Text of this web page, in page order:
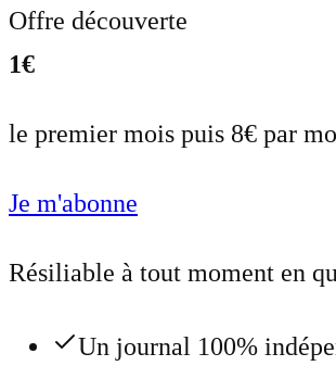
Offre découverte
1€
le premier mois puis 8€ par
Je m'abonne
Résiliable à tout moment en
Un journal 100%